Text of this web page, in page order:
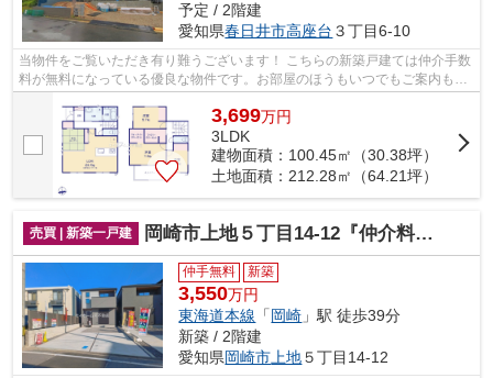
予定 / 2階建
愛知県春日井市高座台 ３丁目6-10
当物件をご覧いただき有り難うございます！ こちらの新築戸建ては仲介手数
料が無料になっている優良な物件です。お部屋のほうもいつでもご案内もさ
3,699万円
3LDK
建物面積：100.45㎡（30.38坪）
土地面積：212.28㎡（64.21坪）
売買 | 新築一戸建 岡崎市上地５丁目14-12『仲介料無料』新築戸建て
仲手無料 新築
3,550万円
東海道本線 「岡崎 」駅 徒歩39分
新築 / 2階建
愛知県岡崎市 上地５丁目14-12